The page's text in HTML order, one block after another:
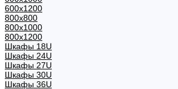
600х1200
800x800
800х1000
800х1200
Шкафы 18U
Шкафы 24U
Шкафы 27U
Шкафы 30U
Шкафы 36U